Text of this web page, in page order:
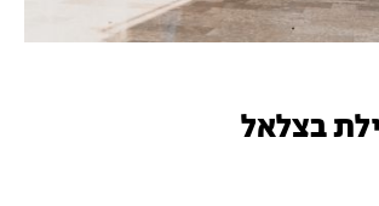
בצלאל